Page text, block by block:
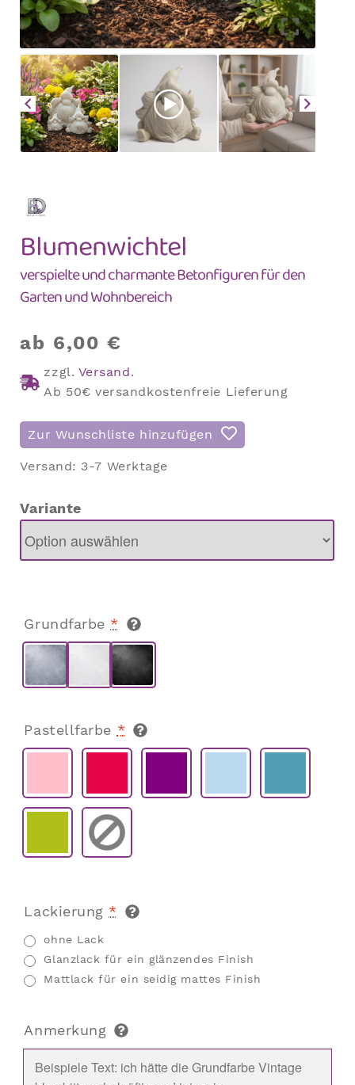
Blumenwichtel
verspielte und charmante Betonfiguren für den
Garten und Wohnbereich
ab 6,00 €
zzgl. Versand.
Ab 50€ versandkostenfreie Lieferung
Zur Wunschliste hinzufügen
Versand: 3-7 Werktage
Variante
Grundfarbe *
Pastellfarbe *
Lackierung *
ohne Lack
Glanzlack für ein glänzendes Finish
Mattlack für ein seidig mattes Finish
Anmerkung